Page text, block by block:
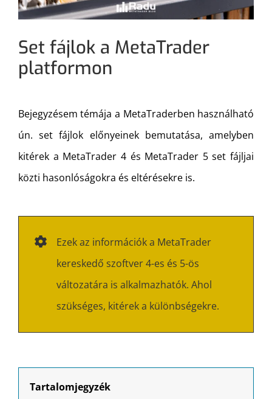
Set fájlok a MetaTrader
platformon
Bejegyzésem témája a MetaTraderben használható
ún. set fájlok előnyeinek bemutatása, amelyben
kitérek a MetaTrader 4 és MetaTrader 5 set fájljai
közti hasonlóságokra és eltérésekre is.
Ezek az információk a MetaTrader
kereskedő szoftver 4-es és 5-ös
változatára is alkalmazhatók. Ahol
szükséges, kitérek a különbségekre.
Tartalomjegyzék